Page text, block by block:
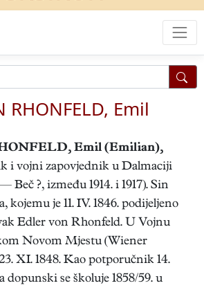
RHONFELD, Emil
Emil (Emilian),
i vojni zapovjednik u Dalmaciji
Beč ?, između 1914. i 1917). Sin
kojemu je 11. IV. 1846. podijeljeno
Edler von Rhonfeld. U Vojnu
Novom Mjestu (Wiener
XI. 1848. Kao potporučnik 14.
dopunski se školuje 1858/59. u